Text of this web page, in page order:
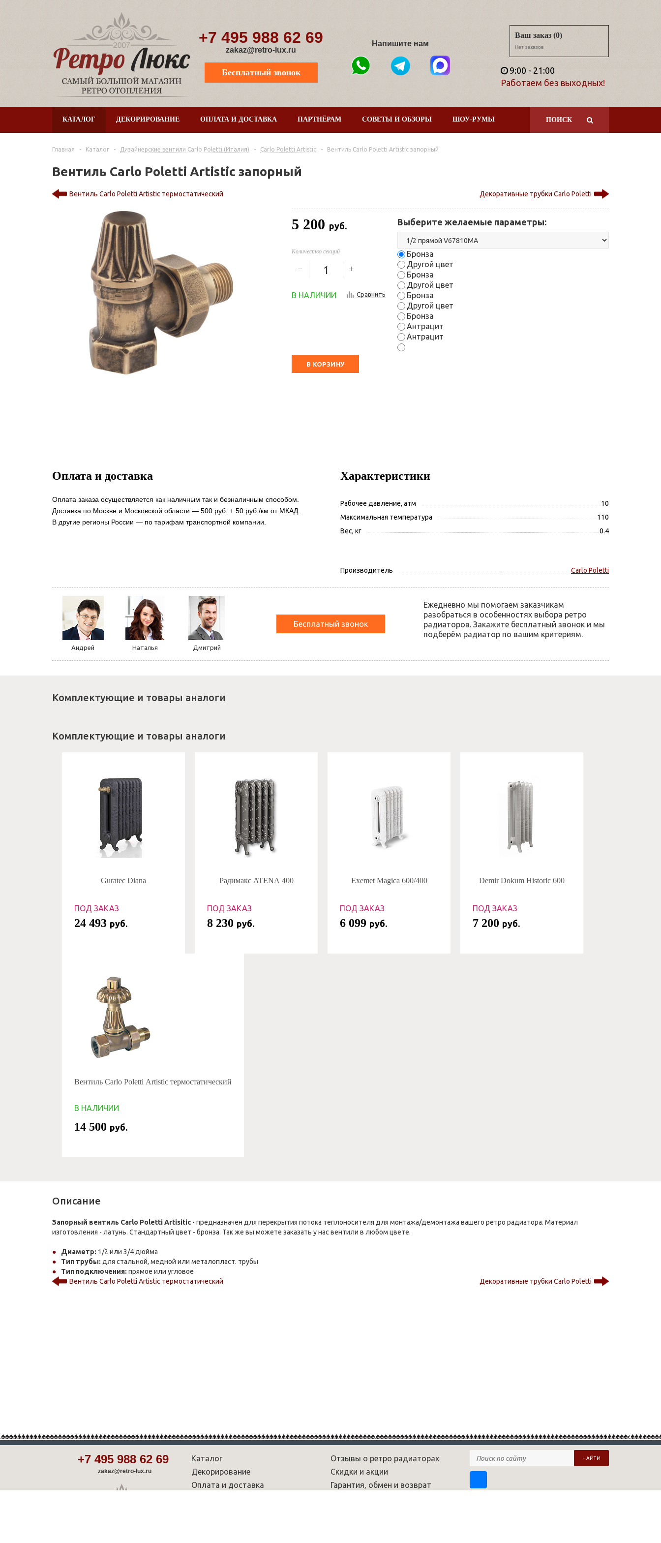
+7 495 988 62 69
zakaz@retro-lux.ru
Бесплатный звонок
Напишите нам
Ваш заказ (0)
Нет заказов
9:00 - 21:00
Работаем без выходных!
ПОИСК
КАТАЛОГ ДЕКОРИРОВАНИЕ ОПЛАТА И ДОСТАВКА ПАРТНЁРАМ СОВЕТЫ И ОБЗОРЫ ШОУ-РУМЫ
Главная - Каталог - Дизайнерские вентили Сarlo Poletti (Италия) - Carlo Poletti Artistic - Вентиль Carlo Poletti Artistic запорный
Вентиль Carlo Poletti Artistic запорный
Вентиль Carlo Poletti Artistic термостатический Декоративные трубки Carlo Poletti
5 200 руб.
Количество секций
В НАЛИЧИИ Сравнить
Выберите желаемые параметры:
Бронза
Другой цвет
Бронза
Другой цвет
Бронза
Другой цвет
Бронза
Антрацит
Антрацит
В КОРЗИНУ
Оплата и доставка
Оплата заказа осуществляется как наличным так и безналичным способом.
Доставка по Москве и Московской области — 500 руб. + 50 руб./км от МКАД.
В другие регионы России — по тарифам транспортной компании.
Характеристики
Рабочее давление, атм
10
Максимальная температура
110
Вес, кг
0.4
Производитель Carlo Poletti
Андрей Наталья Дмитрий
Бесплатный звонок
Ежедневно мы помогаем заказчикам
разобраться в особенностях выбора ретро
радиаторов. Закажите бесплатный звонок и мы
подберём радиатор по вашим критериям.
Комплектующие и товары аналоги
Комплектующие и товары аналоги
Guratec Diana
ПОД ЗАКАЗ
24 493 руб.
Радимакс ATENA 400
ПОД ЗАКАЗ
8 230 руб.
Exemet Magica 600/400
ПОД ЗАКАЗ
6 099 руб.
Demir Dokum Historic 600
ПОД ЗАКАЗ
7 200 руб.
Вентиль Carlo Poletti Artistic термостатический
В НАЛИЧИИ
14 500 руб.
Описание
Запорный вентиль Carlo Poletti Artisitic - предназначен для перекрытия потока теплоносителя для монтажа/демонтажа вашего ретро радиатора. Материал
изготовления - латунь. Стандартный цвет - бронза. Так же вы можете заказать у нас вентили в любом цвете.
Диаметр: 1/2 или 3/4 дюйма
Тип трубы: для стальной, медной или металопласт. трубы
Тип подключения: прямое или угловое
Вентиль Carlo Poletti Artistic термостатический
Декоративные трубки Carlo Poletti
+7 495 988 62 69
zakaz@retro-lux.ru
Каталог
Декорирование
Оплата и доставка
Отзывы о ретро радиаторах
Скидки и акции
Гарантия, обмен и возврат
НАЙТИ